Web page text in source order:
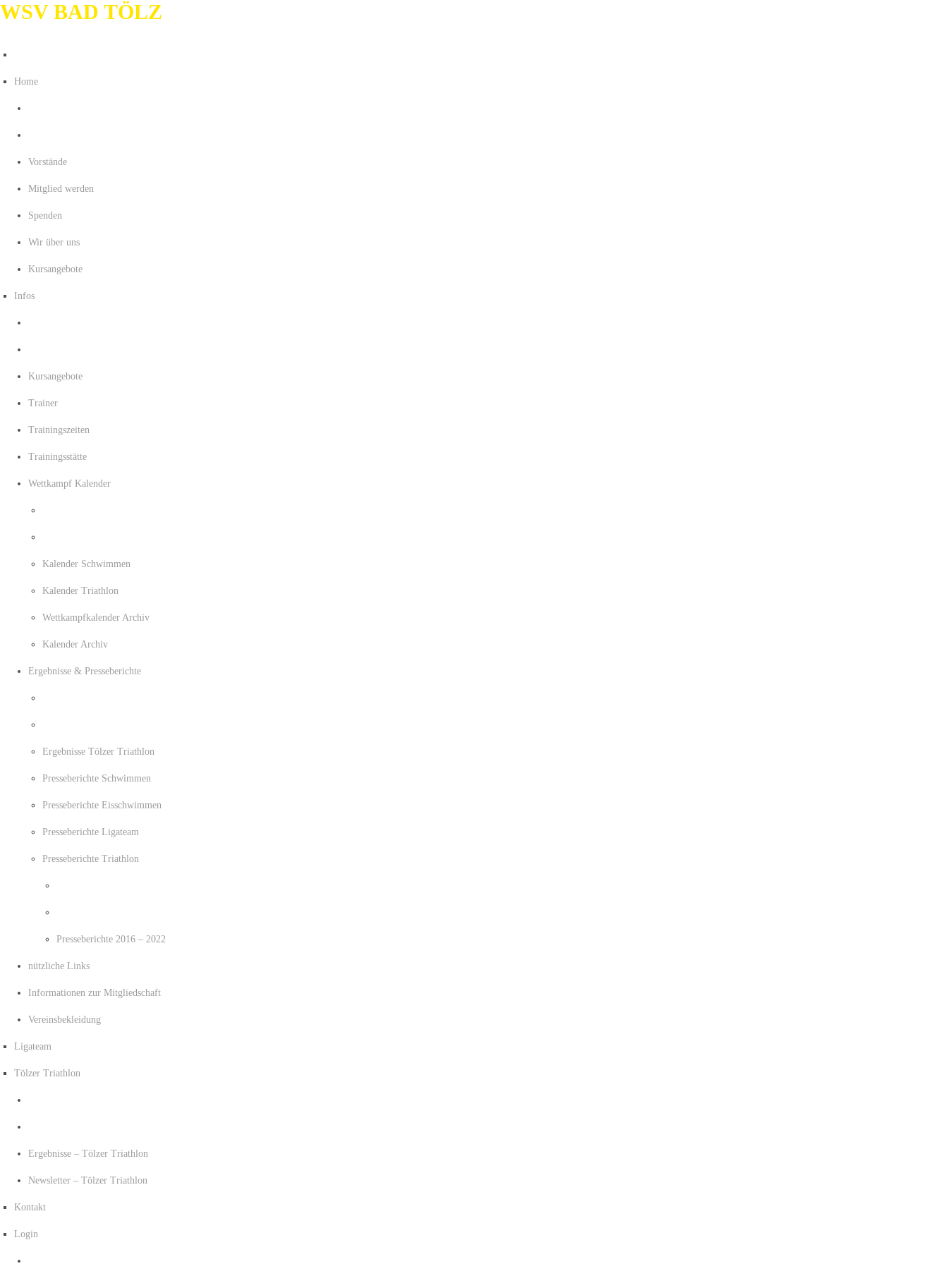
WSV BAD TÖLZ
Home
Vorstände
Mitglied werden
Spenden
Wir über uns
Kursangebote
Infos
Kursangebote
Trainer
Trainingszeiten
Trainingsstätte
Wettkampf Kalender
Kalender Schwimmen
Kalender Triathlon
Wettkampfkalender Archiv
Kalender Archiv
Ergebnisse & Presseberichte
Ergebnisse Tölzer Triathlon
Presseberichte Schwimmen
Presseberichte Eisschwimmen
Presseberichte Ligateam
Presseberichte Triathlon
Presseberichte 2016 – 2022
nützliche Links
Informationen zur Mitgliedschaft
Vereinsbekleidung
Ligateam
Tölzer Triathlon
Ergebnisse – Tölzer Triathlon
Newsletter – Tölzer Triathlon
Kontakt
Login